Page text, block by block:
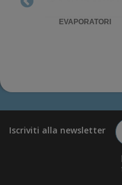
EVAPORATORI
Iscriviti alla newsletter